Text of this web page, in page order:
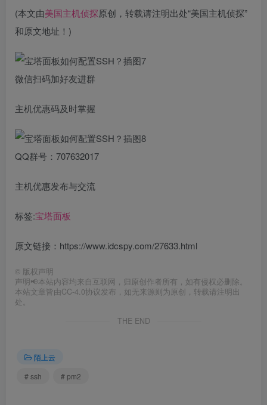
(本文由美国主机侦探原创，转载请注明出处“美国主机侦探”
和原文地址！)
微信扫码加好友进群
主机优惠码及时掌握
QQ群号：707632017
主机优惠发布与交流
标签:宝塔面板
原文链接：https://www.idcspy.com/27633.html
© 版权声明
声明📢本站内容均来自互联网，归原创作者所有，如有侵权必删除。
本站文章皆由CC-4.0协议发布，如无来源则为原创，转载请注明出
处。
THE END
陌上云
# ssh
# pm2